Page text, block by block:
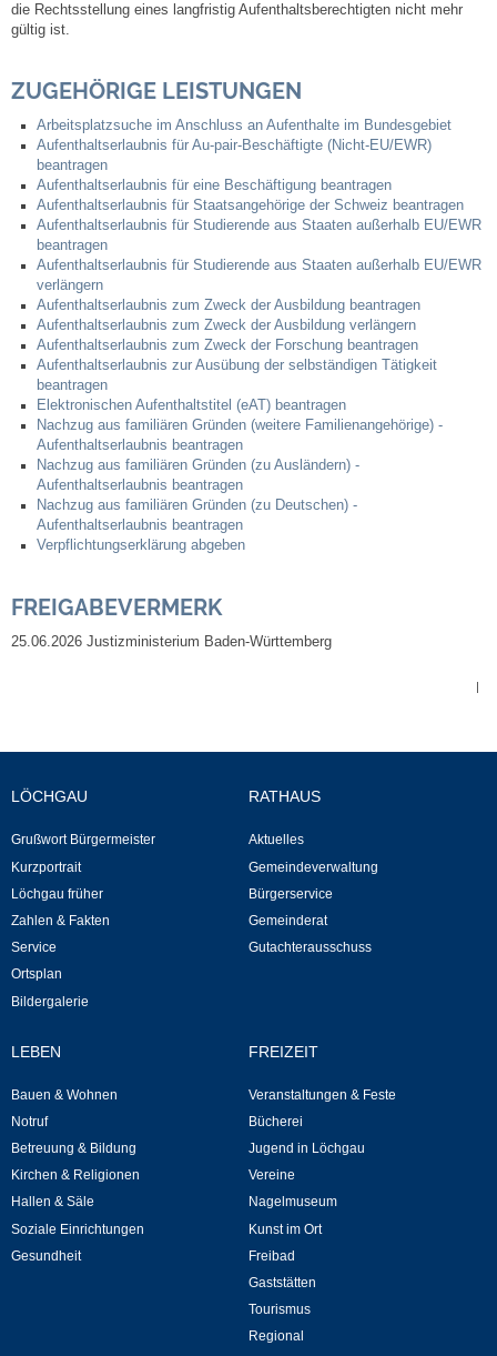
Schadensmeldungen
Bürgerservice
Gemeinderat
Sitzungsberichte
Ratsinfo
Gutachterausschuss
Leben
Bauen & Wohnen
NETZMonitor
Bodenrichtwerte
Bezirksschornsteinfeger
Notruf
Betreuung & Bildung
Schulen
Kirchen & Religionen
Evangelische Kirchengemeinde
Katholische Kirchengemeinde
die Rechtsstellung eines langfristig Aufenthaltsberechtigten nicht mehr
gültig ist.
ZUGEHÖRIGE LEISTUNGEN
Arbeitsplatzsuche im Anschluss an Aufenthalte im Bundesgebiet
Aufenthaltserlaubnis für Au-pair-Beschäftigte (Nicht-EU/EWR)
beantragen
Aufenthaltserlaubnis für eine Beschäftigung beantragen
Aufenthaltserlaubnis für Staatsangehörige der Schweiz beantragen
Aufenthaltserlaubnis für Studierende aus Staaten außerhalb EU/EWR
beantragen
Aufenthaltserlaubnis für Studierende aus Staaten außerhalb EU/EWR
verlängern
Aufenthaltserlaubnis zum Zweck der Ausbildung beantragen
Aufenthaltserlaubnis zum Zweck der Ausbildung verlängern
Aufenthaltserlaubnis zum Zweck der Forschung beantragen
Aufenthaltserlaubnis zur Ausübung der selbständigen Tätigkeit
beantragen
Elektronischen Aufenthaltstitel (eAT) beantragen
Nachzug aus familiären Gründen (weitere Familienangehörige) -
Aufenthaltserlaubnis beantragen
Nachzug aus familiären Gründen (zu Ausländern) -
Aufenthaltserlaubnis beantragen
Nachzug aus familiären Gründen (zu Deutschen) -
Aufenthaltserlaubnis beantragen
Verpflichtungserklärung abgeben
FREIGABEVERMERK
25.06.2026 Justizministerium Baden-Württemberg
LÖCHGAU
Grußwort Bürgermeister
Kurzportrait
Löchgau früher
Zahlen & Fakten
Service
Ortsplan
Bildergalerie
RATHAUS
Aktuelles
Gemeindeverwaltung
Bürgerservice
Gemeinderat
Gutachterausschuss
LEBEN
Bauen & Wohnen
Notruf
Betreuung & Bildung
Kirchen & Religionen
Hallen & Säle
Soziale Einrichtungen
Gesundheit
FREIZEIT
Veranstaltungen & Feste
Bücherei
Jugend in Löchgau
Vereine
Nagelmuseum
Kunst im Ort
Freibad
Gaststätten
Tourismus
Regional